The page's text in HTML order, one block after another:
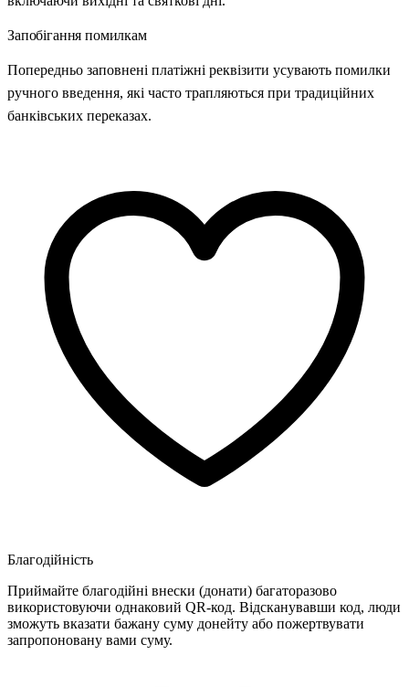
Запобігання помилкам
Попередньо заповнені платіжні реквізити усувають помилки
ручного введення, які часто трапляються при традиційних
банківських переказах.
Благодійність
Приймайте благодійні внески (донати) багаторазово
використовуючи однаковий QR-код. Відсканувавши код, люди
зможуть вказати бажану суму донейту або пожертвувати
запропоновану вами суму.